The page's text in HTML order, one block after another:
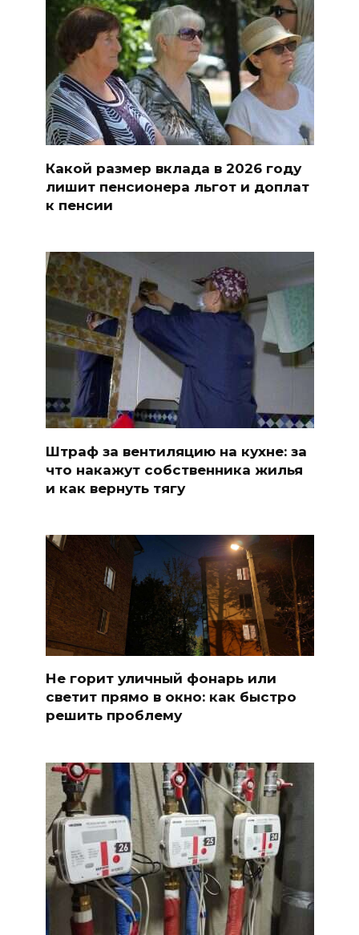
Какой размер вклада в 2026 году
лишит пенсионера льгот и доплат
к пенсии
Штраф за вентиляцию на кухне: за
что накажут собственника жилья
и как вернуть тягу
Не горит уличный фонарь или
светит прямо в окно: как быстро
решить проблему